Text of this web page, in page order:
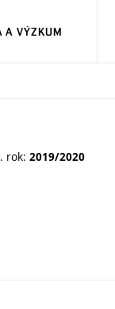
A VÝZKUM
rok: 2019/2020